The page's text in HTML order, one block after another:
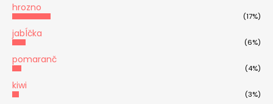
hrozno
(17%)
jabĺčka
(6%)
pomaranč
(4%)
kiwi
(3%)